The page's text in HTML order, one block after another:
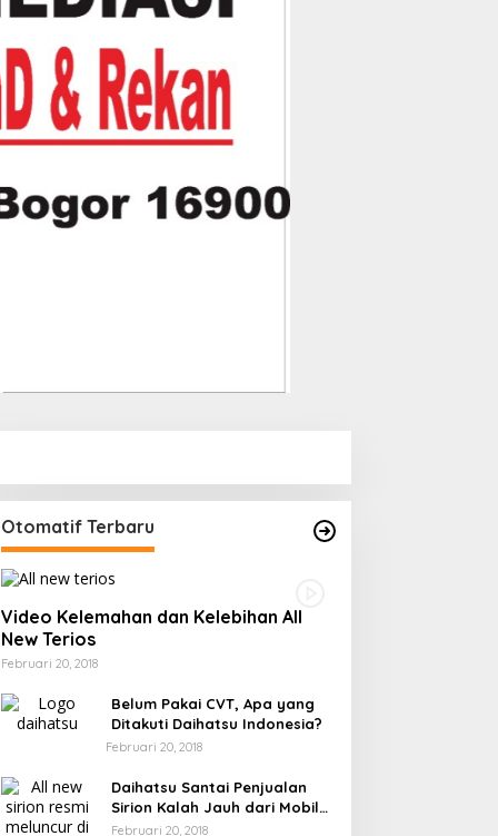
Otomatif Terbaru
Video Kelemahan dan Kelebihan All
New Terios
Februari 20, 2018
Belum Pakai CVT, Apa yang
Ditakuti Daihatsu Indonesia?
Februari 20, 2018
Daihatsu Santai Penjualan
Sirion Kalah Jauh dari Mobil
LCGC
Februari 20, 2018